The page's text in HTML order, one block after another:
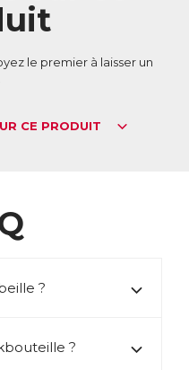
le premier à laisser un
CE PRODUIT
?
?